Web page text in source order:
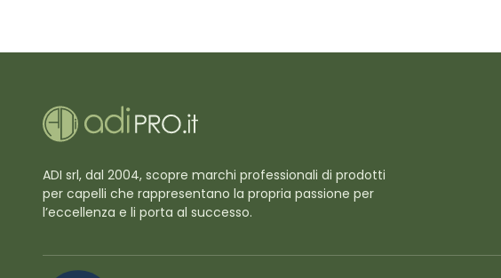
ADI srl, dal 2004, scopre marchi professionali di prodotti
per capelli che rappresentano la propria passione per
l’eccellenza e li porta al successo.